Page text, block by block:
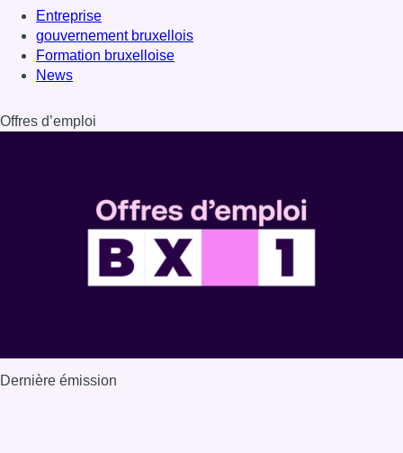
Entreprise
gouvernement bruxellois
Formation bruxelloise
News
Offres d’emploi
Dernière émission